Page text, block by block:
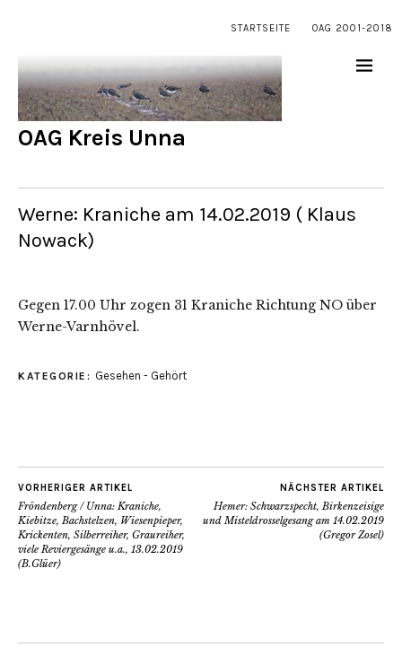
STARTSEITE OAG 2001-2018
OAG Kreis Unna
Werne: Kraniche am 14.02.2019 ( Klaus
Nowack)
Gegen 17.00 Uhr zogen 31 Kraniche Richtung NO über
Werne-Varnhövel.
KATEGORIE: Gesehen - Gehört
VORHERIGER ARTIKEL
Fröndenberg / Unna: Kraniche,
Kiebitze, Bachstelzen, Wiesenpieper,
Krickenten, Silberreiher, Graureiher,
viele Reviergesänge u.a., 13.02.2019
(B.Glüer)
NÄCHSTER ARTIKEL
Hemer: Schwarzspecht, Birkenzeisige
und Misteldrosselgesang am 14.02.2019
(Gregor Zosel)